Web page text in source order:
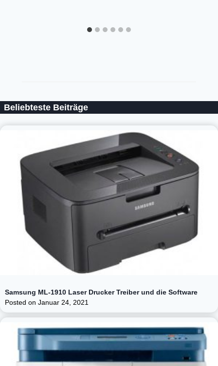
Beliebteste Beiträge
Samsung ML-1910 Laser Drucker Treiber und die Software
Posted on Januar 24, 2021